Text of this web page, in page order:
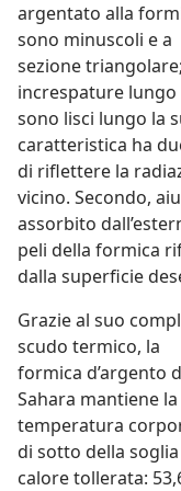
argentato alla
sono minuscoli e a
sezione
increspature
sono lisci lungo la
caratteristica ha
di riflettere la
vicino. Secondo,
assorbito
peli della formica
dalla superficie
Grazie al suo
scudo termico, la
formica d’argento
Sahara mantiene la
temperatura
di sotto della
calore tollerata: